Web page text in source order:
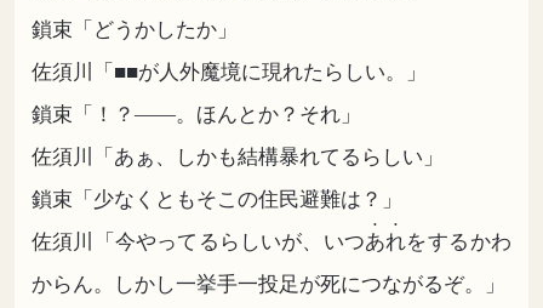
鎖束「どうかしたか」
佐須川「■■が人外魔境に現れたらしい。」
鎖束「！？――。ほんとか？それ」
佐須川「あぁ、しかも結構暴れてるらしい」
鎖束「少なくともそこの住民避難は？」
佐須川「今やってるらしいが、いつあれをするかわ
からん。しかし一挙手一投足が死につながるぞ。」